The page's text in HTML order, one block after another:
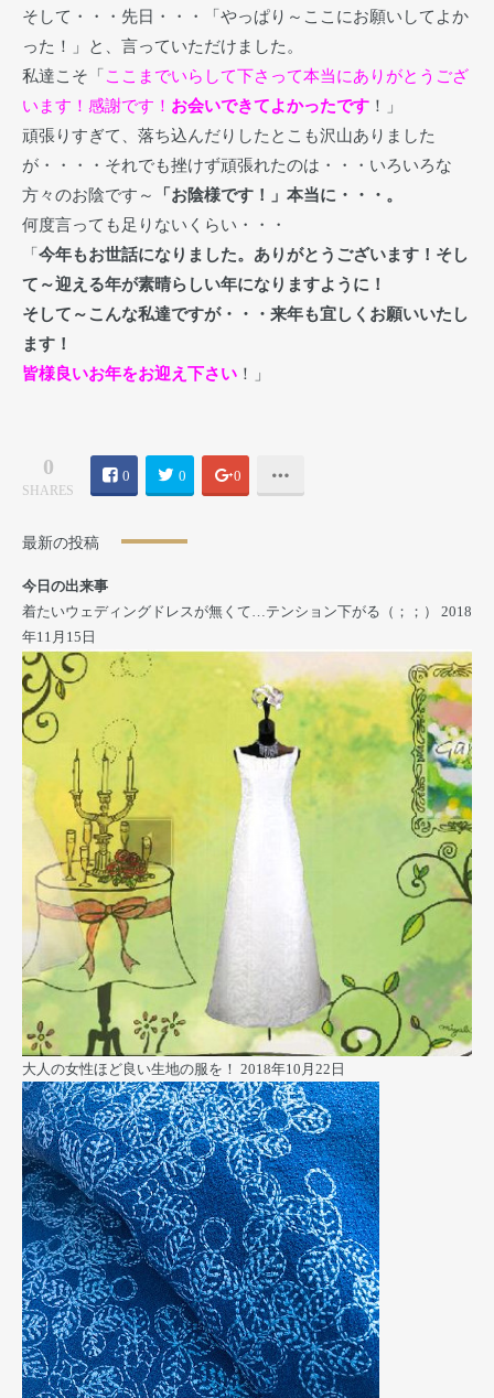
そして・・・先日・・・「やっぱり～ここにお願いしてよか
った！」と、言っていただけました。
私達こそ「ここまでいらして下さって本当にありがとうござ
います！感謝です！ お会いできてよかったです ！」
頑張りすぎて、落ち込んだりしたとこも沢山ありました
が・・・・それでも挫けず頑張れたのは・・・いろいろな
方々のお陰です～
「お陰様です！」本当に・・・。
何度言っても足りないくらい・・・
「今年もお世話になりました。ありがとうございます！そし
て～迎える年が素晴らしい年になりますように！
そして～こんな私達ですが・・・来年も宜しくお願いいたし
ます！
皆様良いお年をお迎え下さい ！」
0
SHARES
0 0 0
最新の投稿
今日の出来事
着たいウェディングドレスが無くて…テンション下がる（；；）
2018
年11月15日
大人の女性ほど良い生地の服を！ 2018年10月22日